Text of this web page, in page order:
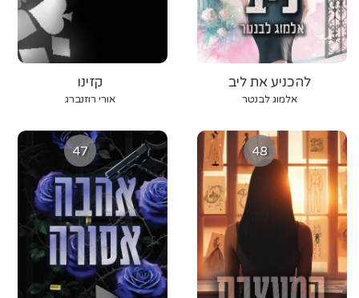
קזינו
אורי רוזנברג
להכניע את ליב
אלמוג לבנטר
47 48